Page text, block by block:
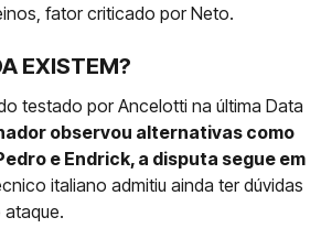
fator criticado por Neto.
EXISTEM?
testado por Ancelotti na última Data
observou alternativas como
e Endrick, a disputa segue em
italiano admitiu ainda ter dúvidas